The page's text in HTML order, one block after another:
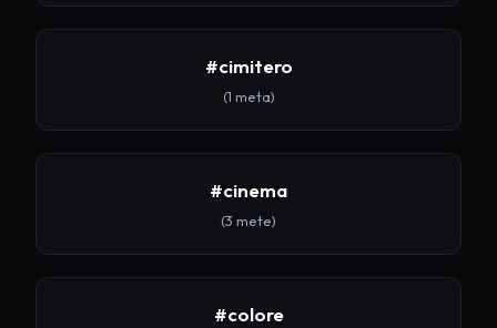
#cimitero
(1 meta)
#cinema
(3 mete)
#colore